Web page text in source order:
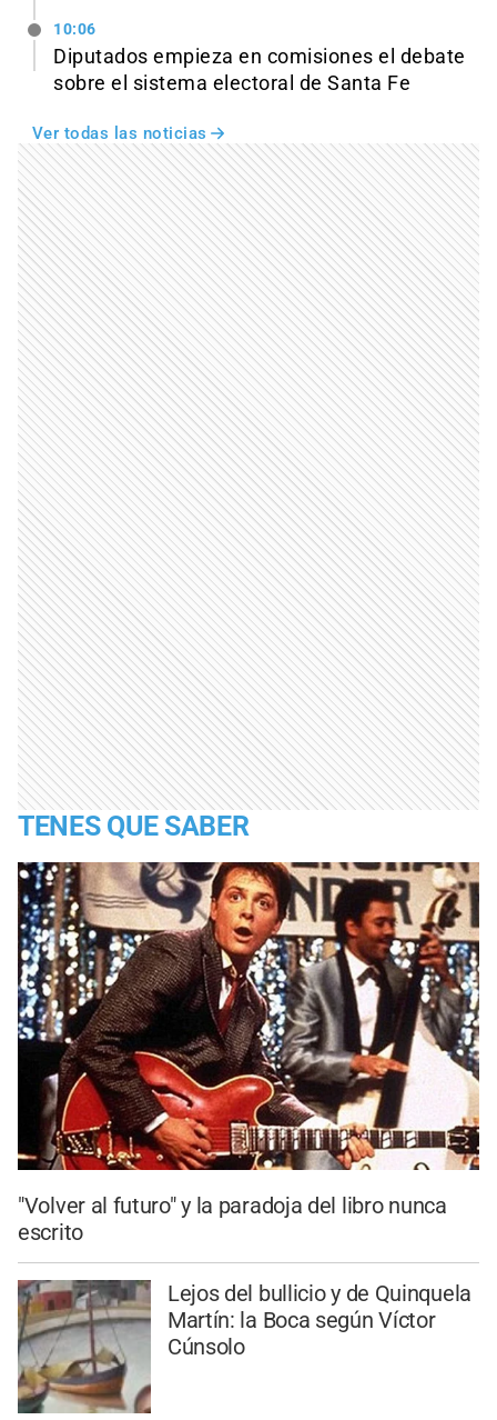
10:06
Diputados empieza en comisiones el debate
sobre el sistema electoral de Santa Fe
Ver todas las noticias
TENES QUE SABER
"Volver al futuro" y la paradoja del libro nunca
escrito
Lejos del bullicio y de Quinquela
Martín: la Boca según Víctor
Cúnsolo